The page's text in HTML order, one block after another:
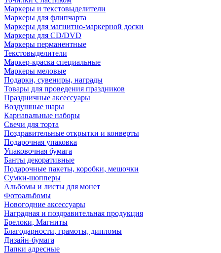
Маркеры и текстовыделители
Маркеры для флипчарта
Маркеры для магнитно-маркерной доски
Маркеры для CD/DVD
Маркеры перманентные
Текстовыделители
Маркер-краска специальные
Маркеры меловые
Подарки, сувениры, награды
Товары для проведения праздников
Праздничные аксессуары
Воздушные шары
Карнавальные наборы
Свечи для торта
Поздравительные открытки и конверты
Подарочная упаковка
Упаковочная бумага
Банты декоративные
Подарочные пакеты, коробки, мешочки
Сумки-шопперы
Альбомы и листы для монет
Фотоальбомы
Новогодние аксессуары
Наградная и поздравительная продукция
Брелоки, Магниты
Благодарности, грамоты, дипломы
Дизайн-бумага
Папки адресные